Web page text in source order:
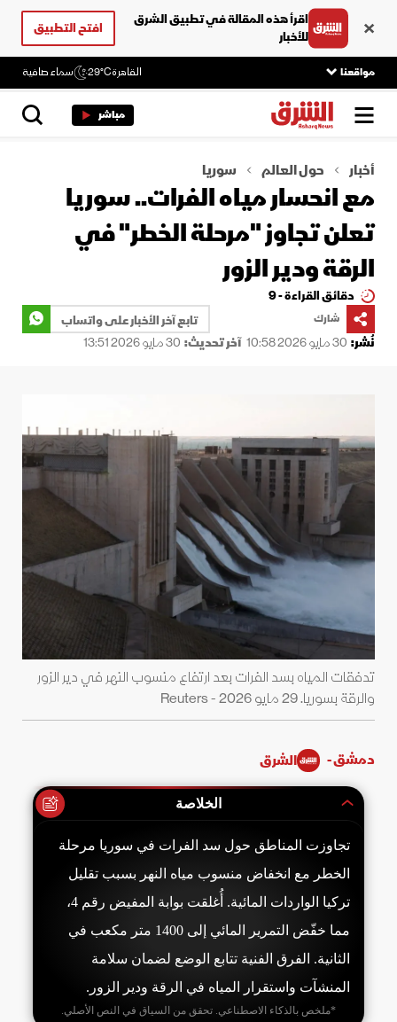
اقرأ هذه المقالة في تطبيق الشرق
للأخبار
افتح التطبيق
مواقعنا القاهرة29°C سماء صافية
مباشر
أخبار حول العالم سوريا
مع انحسار مياه الفرات.. سوريا
تعلن تجاوز "مرحلة الخطر" في
الرقة ودير الزور
دقائق القراءة - 9
شارك
تابع آخر الأخبار على واتساب
نُشر: 30 مايو 2026 10:58 آخر تحديث: 30 مايو 2026 13:51
تدفقات المياه بسد الفرات بعد ارتفاع منسوب النهر في دير الزور
والرقة بسوريا. 29 مايو 2026 - Reuters
دمشق - الشرق
الخلاصة
تجاوزت المناطق حول سد الفرات في سوريا مرحلة
الخطر مع انخفاض منسوب مياه النهر بسبب تقليل
تركيا الواردات المائية. أُغلقت بوابة المفيض رقم 4،
مما خفّض التمرير المائي إلى 1400 متر مكعب في
الثانية. الفرق الفنية تتابع الوضع لضمان سلامة
المنشآت واستقرار المياه في الرقة ودير الزور.
*ملخص بالذكاء الاصطناعي. تحقق من السياق في النص الأصلي.